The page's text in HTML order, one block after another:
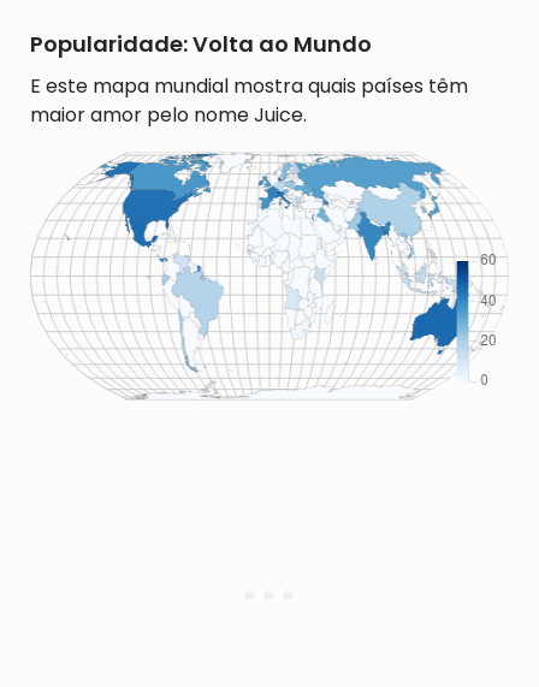
Popularidade: Volta ao Mundo
E este mapa mundial mostra quais países têm
maior amor pelo nome Juice.